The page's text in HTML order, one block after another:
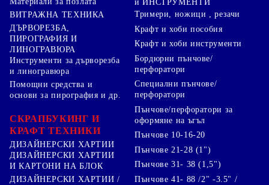
ВИТРАЖНА ТЕХНИКА
ДЪРВОРЕЗБА,
ПИРОГРАФИЯ И
ЛИНОГРАВЮРА
Инструменти за дърворезба
и линогравюра
Помощни средства и
основи за пирография и др.
СКРАПБУКИНГ И
КРАФТ ТЕХНИКИ
ДИЗАЙНЕРСКИ ХАРТИИ
ДИЗАЙНЕРСКИ ХАРТИИ
И КАРТОНИ НА БЛОК
ДИЗАЙНЕРСКИ ХАРТИИ /
и ИНСТРУМЕНТИ
Тримери, ножици , резачи
Крафт и хоби пособия
Крафт и хоби инструменти
Бордюрни пънчове/
перфоратори
Специални пънчове/
перфоратори
Пънчове/перфоратори за
оформяне на ъгъл
Пънчове 10-16-20
Пънчове 21-28 (1")
Пънчове 31- 38 (1,5")
Пънчове 41- 88 /2" -3.5" /